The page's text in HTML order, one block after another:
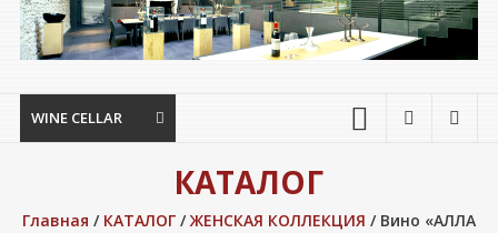
WINE CELLAR
КАТАЛОГ
Главная / КАТАЛОГ/ЖЕНСКАЯ КОЛЛЕКЦИЯ / Вино «АЛЛА